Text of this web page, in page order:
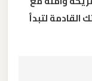
القادمة لتبدأ